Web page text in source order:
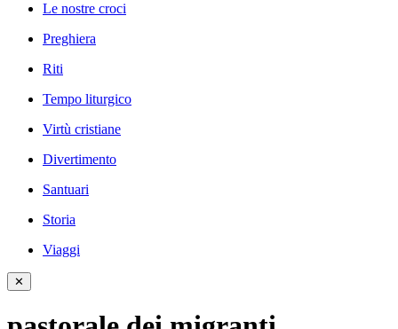
Le nostre croci
Preghiera
Riti
Tempo liturgico
Virtù cristiane
Divertimento
Santuari
Storia
Viaggi
✕